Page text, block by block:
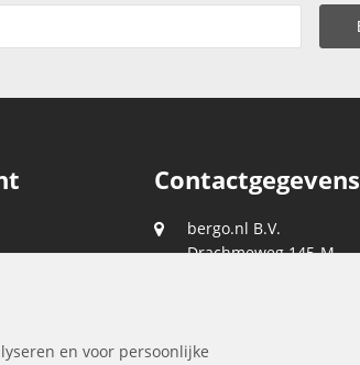
Contactgegevens
bergo.nl B.V.
Drachmeweg 145-M
en voor persoonlijke